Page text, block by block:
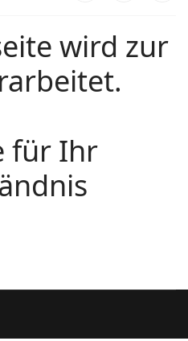
wird zur
für Ihr